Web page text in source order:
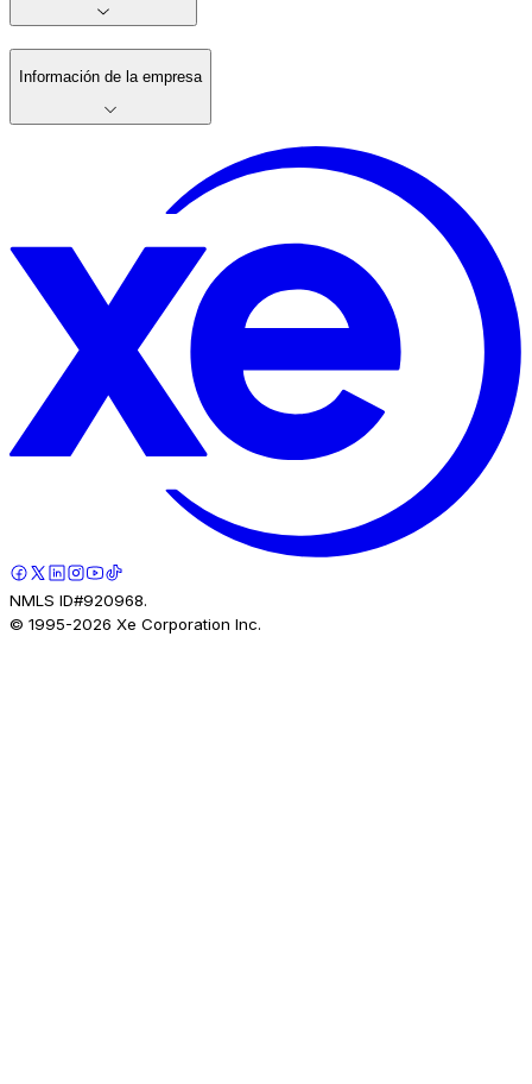
Información de la empresa
NMLS ID#920968.
© 1995-2026 Xe Corporation Inc.